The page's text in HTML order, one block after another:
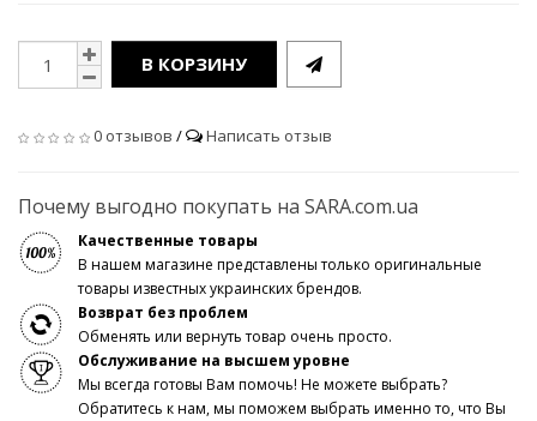
В КОРЗИНУ
0 отзывов / Написать отзыв
Почему выгодно покупать на SARA.com.ua
Качественные товары
В нашем магазине представлены только оригинальные
товары известных украинских брендов.
Возврат без проблем
Обменять или вернуть товар очень просто.
Обслуживание на высшем уровне
Мы всегда готовы Вам помочь! Не можете выбрать?
Обратитесь к нам, мы поможем выбрать именно то, что Вы